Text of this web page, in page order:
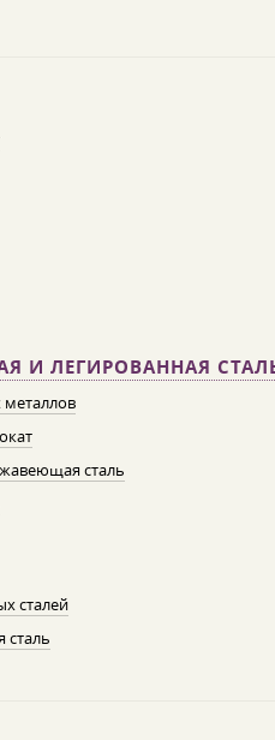
И ЛЕГИРОВАННАЯ
сталь
сталей
сталь